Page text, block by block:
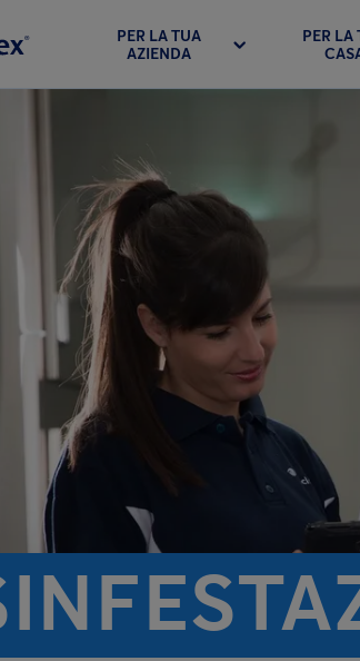
PER LA TUA
AZIENDA
PER LA